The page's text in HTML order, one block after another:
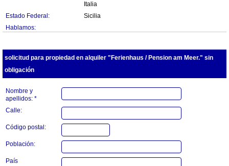
Italia
Estado Federal:
Sicilia
Hablamos:
solicitud para propiedad en alquiler "Ferienhaus / Pension am Meer." sin
obligación
Nombre y
apellidos: *
Calle:
Código postal:
Población:
País